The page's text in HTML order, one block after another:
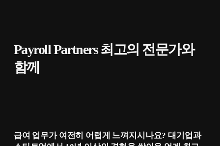
Payroll Partners 최고의 전문가와
함께
급여 업무가 여전히 어렵게 느껴지시나요? 대기업과